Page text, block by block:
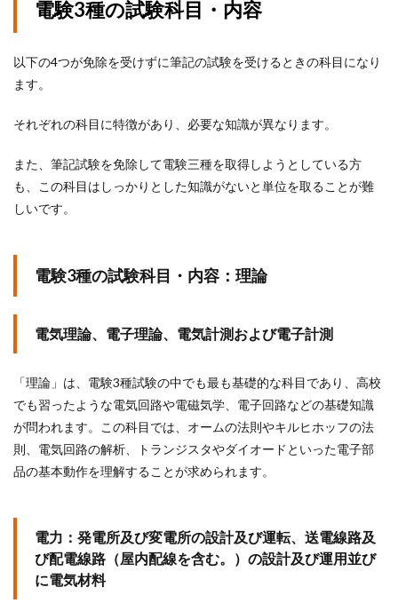
電験3種の試験科目・内容
以下の4つが免除を受けずに筆記の試験を受けるときの科目になり
ます。
それぞれの科目に特徴があり、必要な知識が異なります。
また、筆記試験を免除して電験三種を取得しようとしている方
も、この科目はしっかりとした知識がないと単位を取ることが難
しいです。
電験3種の試験科目・内容：理論
電気理論、電子理論、電気計測および電子計測
「理論」は、電験3種試験の中でも最も基礎的な科目であり、高校
でも習ったような電気回路や電磁気学、電子回路などの基礎知識
が問われます。この科目では、オームの法則やキルヒホッフの法
則、電気回路の解析、トランジスタやダイオードといった電子部
品の基本動作を理解することが求められます。
電力：発電所及び変電所の設計及び運転、送電線路及
び配電線路（屋内配線を含む。）の設計及び運用並び
に電気材料